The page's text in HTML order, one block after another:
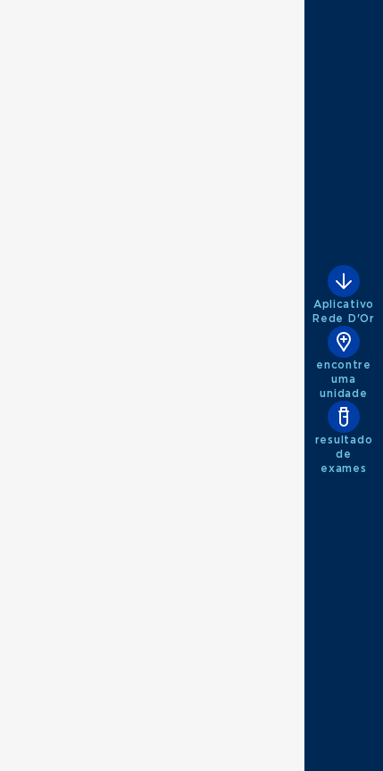
Aplicativo
Rede D'Or
encontre
uma
unidade
resultado
de
exames